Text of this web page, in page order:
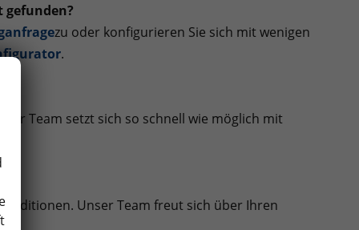
gefunden?
zu oder konfigurieren Sie sich mit wenigen
.
Team setzt sich so schnell wie möglich mit
Unser Team freut sich über Ihren